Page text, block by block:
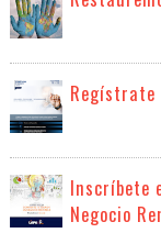
Regístrate
Inscríbete
Negocio